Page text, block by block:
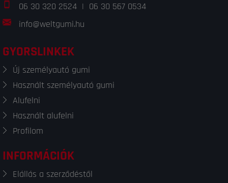
06 30 320 2524 | 06 30 567 0534
info@weltgumi.hu
GYORSLINKEK
Új személyautó gumi
Használt személyautó gumi
Alufelni
Használt alufelni
Profilom
INFORMÁCIÓK
Elállás a szerződéstől